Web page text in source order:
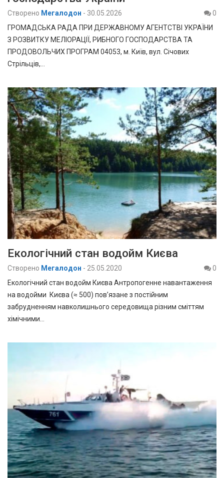
Створено Мегалодон - 30.05.2026
0
ГРОМАДСЬКА РАДА ПРИ ДЕРЖАВНОМУ АГЕНТСТВІ УКРАЇНИ
З РОЗВИТКУ МЕЛІОРАЦІЇ, РИБНОГО ГОСПОДАРСТВА ТА
ПРОДОВОЛЬЧИХ ПРОГРАМ 04053, м. Київ, вул. Січових
Стрільців,…
Екологічний стан водойм Києва
Створено Мегалодон - 25.05.2020
0
Екологічний стан водойм Києва Антропогенне навантаження
на водойми Києва (≈ 500) пов’язане з постійним
забрудненням навколишнього середовища різним сміттям
хімічними…